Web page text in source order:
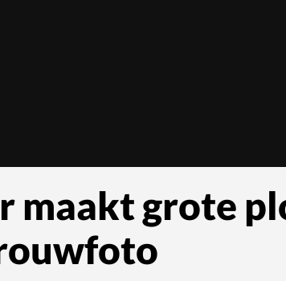
maakt grote